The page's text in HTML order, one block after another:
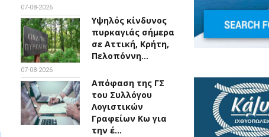
07-08-2026
Υψηλός κίνδυνος
πυρκαγιάς σήμερα
σε Αττική, Κρήτη,
Πελοπόννη…
07-08-2026
Απόφαση της ΓΣ
του Συλλόγου
Λογιστικών
Γραφείων Κω για
την έ…